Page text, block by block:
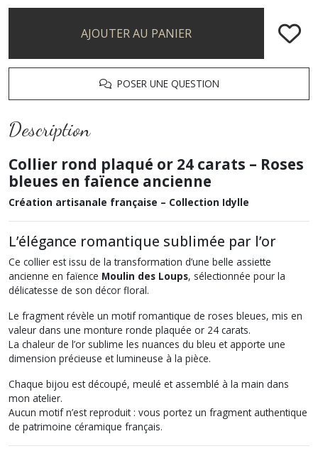
AJOUTER AU PANIER
POSER UNE QUESTION
Description
Collier rond plaqué or 24 carats – Roses
bleues en faïence ancienne
Création artisanale française – Collection Idylle
L’élégance romantique sublimée par l’or
Ce collier est issu de la transformation d’une belle assiette
ancienne en faïence Moulin des Loups, sélectionnée pour la
délicatesse de son décor floral.
Le fragment révèle un motif romantique de roses bleues, mis en
valeur dans une monture ronde plaquée or 24 carats.
La chaleur de l’or sublime les nuances du bleu et apporte une
dimension précieuse et lumineuse à la pièce.
Chaque bijou est découpé, meulé et assemblé à la main dans
mon atelier.
Aucun motif n’est reproduit : vous portez un fragment authentique
de patrimoine céramique français.